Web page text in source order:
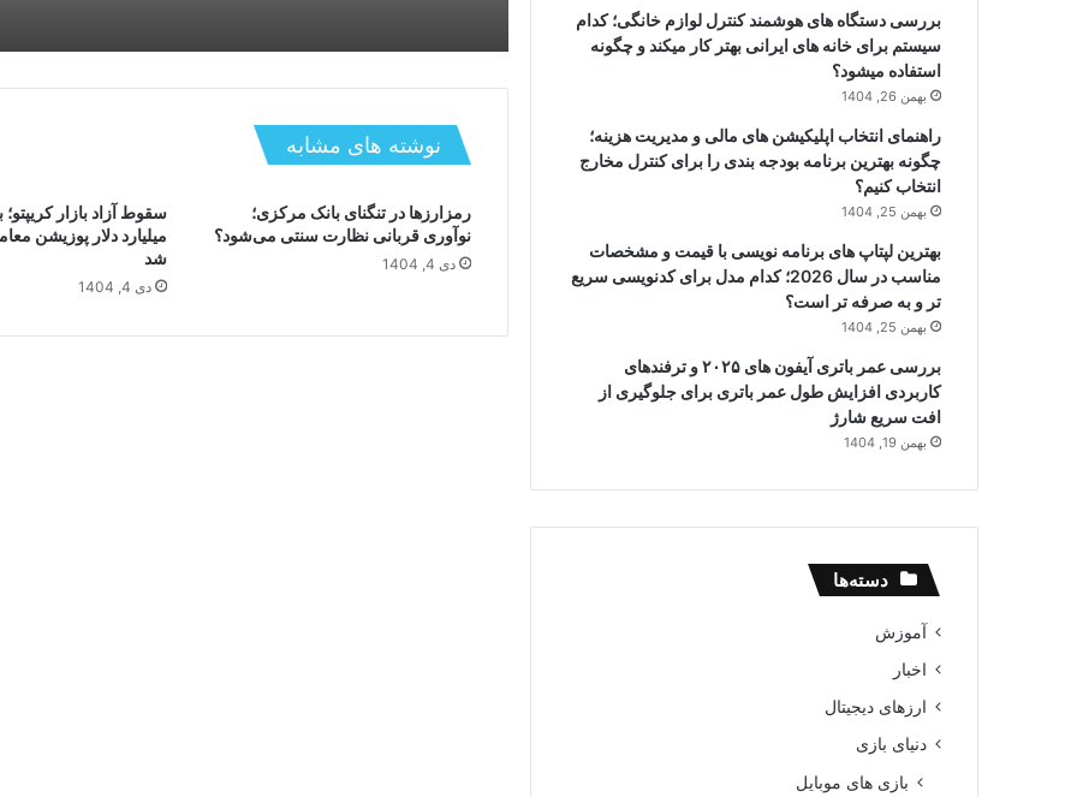
نوشته های مشابه
رمزارزها در تنگنای بانک مرکزی؛
نوآوری قربانی نظارت سنتی می‌شود؟
دی 4, 1404
میلیارد دلار پوزیشن
شد
دی 4, 1404
بررسی دستگاه های هوشمند کنترل لوازم خانگی؛ کدام
سیستم برای خانه های ایرانی بهتر کار میکند و چگونه
استفاده میشود؟
بهمن 26, 1404
راهنمای انتخاب اپلیکیشن های مالی و مدیریت هزینه؛
چگونه بهترین برنامه بودجه بندی را برای کنترل مخارج
انتخاب کنیم؟
بهمن 25, 1404
بهترین لپتاپ های برنامه نویسی با قیمت و مشخصات
مناسب در سال 2026؛ کدام مدل برای کدنویسی سریع
تر و به صرفه تر است؟
بهمن 25, 1404
بررسی عمر باتری آیفون های ۲۰۲۵ و ترفندهای
کاربردی افزایش طول عمر باتری برای جلوگیری از
افت سریع شارژ
بهمن 19, 1404
دسته‌ها
آموزش
اخبار
ارزهای دیجیتال
دنیای بازی
بازی های موبایل